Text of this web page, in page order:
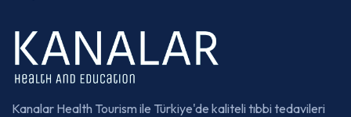
Kanalar Health Tourism ile Türkiye'de kaliteli tıbbi tedavileri